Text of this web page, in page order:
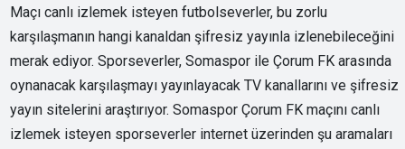
Maçı canlı izlemek isteyen futbolseverler, bu zorlu
karşılaşmanın hangi kanaldan şifresiz yayınla izlenebileceğini
merak ediyor. Sporseverler, Somaspor ile Çorum FK arasında
oynanacak karşılaşmayı yayınlayacak TV kanallarını ve şifresiz
yayın sitelerini araştırıyor. Somaspor Çorum FK maçını canlı
izlemek isteyen sporseverler internet üzerinden şu aramaları